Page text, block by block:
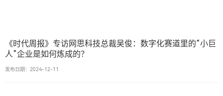
《时代周报》专访网思科技总裁吴俊：数字化赛道里的“小巨
人”企业是如何炼成的？
发布日期：2024-12-11